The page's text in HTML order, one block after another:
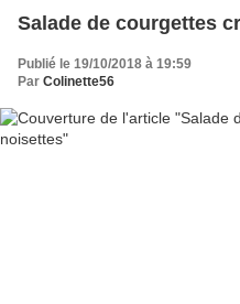
Salade de courgettes
Publié le 19/10/2018 à 19:59
Par Colinette56